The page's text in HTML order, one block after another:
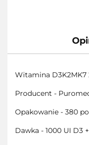
Witamina D3K2MK7
Producent -
Opakowanie - 380
Dawka - 1000 UI D3